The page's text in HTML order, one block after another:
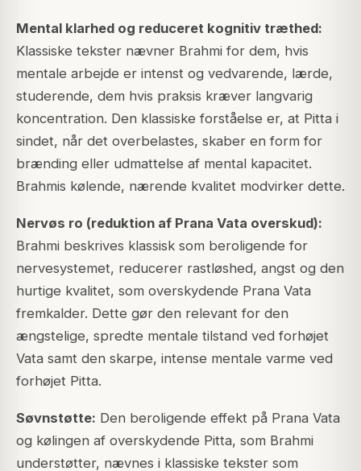
Mental klarhed og reduceret kognitiv træthed:
Klassiske tekster nævner Brahmi for dem, hvis
mentale arbejde er intenst og vedvarende, lærde,
studerende, dem hvis praksis kræver langvarig
koncentration. Den klassiske forståelse er, at Pitta i
sindet, når det overbelastes, skaber en form for
brænding eller udmattelse af mental kapacitet.
Brahmis kølende, nærende kvalitet modvirker dette.
Nervøs ro (reduktion af Prana Vata overskud):
Brahmi beskrives klassisk som beroligende for
nervesystemet, reducerer rastløshed, angst og den
hurtige kvalitet, som overskydende Prana Vata
fremkalder. Dette gør den relevant for den
ængstelige, spredte mentale tilstand ved forhøjet
Vata samt den skarpe, intense mentale varme ved
forhøjet Pitta.
Søvnstøtte: Den beroligende effekt på Prana Vata
og kølingen af overskydende Pitta, som Brahmi
understøtter, nævnes i klassiske tekster som